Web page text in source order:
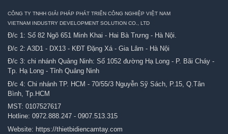
CÔNG TY TNHH GIẢI PHÁP PHÁT TRIỂN CÔNG NGHIỆP VIỆT NAM
VIETNAM INDUSTRY DEVELOPMENT SOLUTION CO., LTD
Đ/c 1: Số 82 Ngõ 651 Minh Khai - Hai Bà Trưng - Hà Nội.
Đ/c 2: A3D1 - DX13 - KĐT Đặng Xá - Gia Lâm - Hà Nội
Đ/c 3: chi nhánh Quảng Ninh: Số 1052 đường Hạ Long - P. Bãi Cháy -
Tp. Hạ Long - Tỉnh Quảng Ninh
Đ/c 4: Chi nhánh TP. HCM - 70/55/3 Nguyễn Sỹ Sách, P.15, Q.Tân
Bình, Tp.HCM
MST: 0107527617
Hotline: 0972.888.247 - 0907.513.315
Website: https://thietbidiencamtay.com